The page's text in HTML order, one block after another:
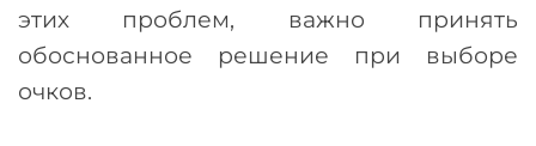
этих проблем, важно принять
обоснованное решение при выборе
очков.